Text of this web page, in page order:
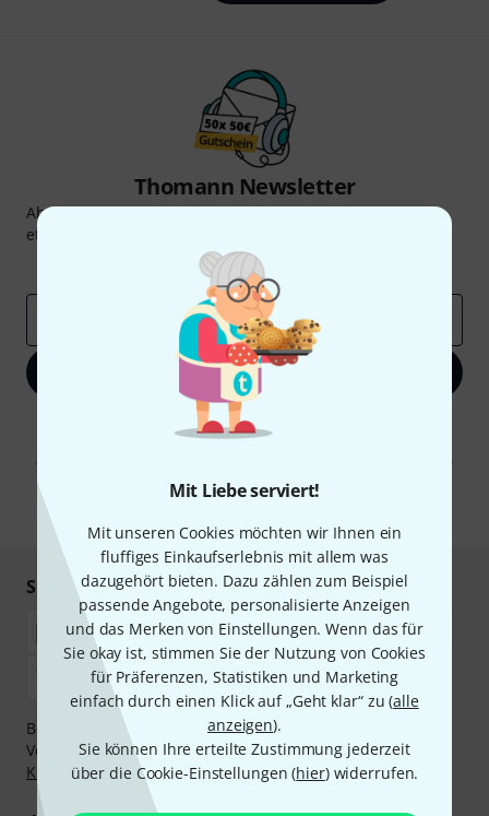
Mit Liebe serviert!
Mit unseren Cookies möchten wir Ihnen ein
fluffiges Einkaufserlebnis mit allem was
dazugehört bieten. Dazu zählen zum Beispiel
passende Angebote, personalisierte Anzeigen
und das Merken von Einstellungen. Wenn das für
Sie okay ist, stimmen Sie der Nutzung von Cookies
für Präferenzen, Statistiken und Marketing
einfach durch einen Klick auf „Geht klar“ zu (alle
anzeigen).
Sie können Ihre erteilte Zustimmung jederzeit
über die Cookie-Einstellungen (hier) widerrufen.
Thomann Newsletter
Abonniere den Thomann Newsletter und gewinne mit
etwas Glück einen von
Inspirierende Beiträge
Deals
Jetzt anmelden
Mit Klick auf „Jetzt anmelden“ stimmen Sie dem Erhalt von E-Mail-
Werbung und einer Messung des E-Mail-Nutzungsverhaltens zu. Die
Abmeldung ist jederzeit möglich. Weitere Informationen finden Sie in
Sicher einkaufen & bezahlen
Bezahlen Sie vertraulich und sicher per Nachnahme,
Vorkasse, PayPal, Amazon Pay,Klarna Sofort bezahlen
Klarna Ratenzahlungoder Kreditkarte.